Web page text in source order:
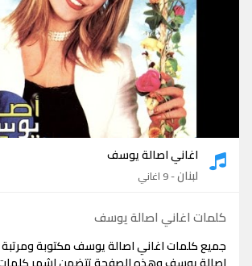
كلمات اغاني اصالة يوسف
اغاني اصالة يوسف
لبنان- 9 اغاني
كلمات اغاني اصالة يوسف
جميع كلمات اغاني اصالة يوسف مكتوبة